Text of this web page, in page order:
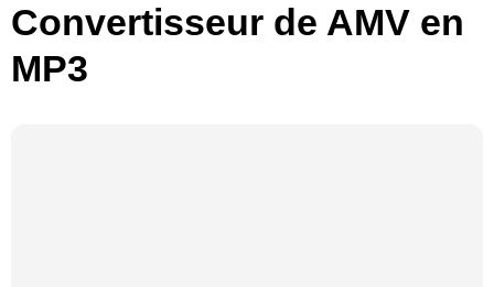
Convertisseur de AMV en
MP3